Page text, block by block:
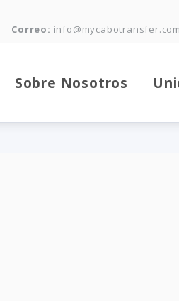
Correo: info@mycabotransfer.com
Sobre Nosotros